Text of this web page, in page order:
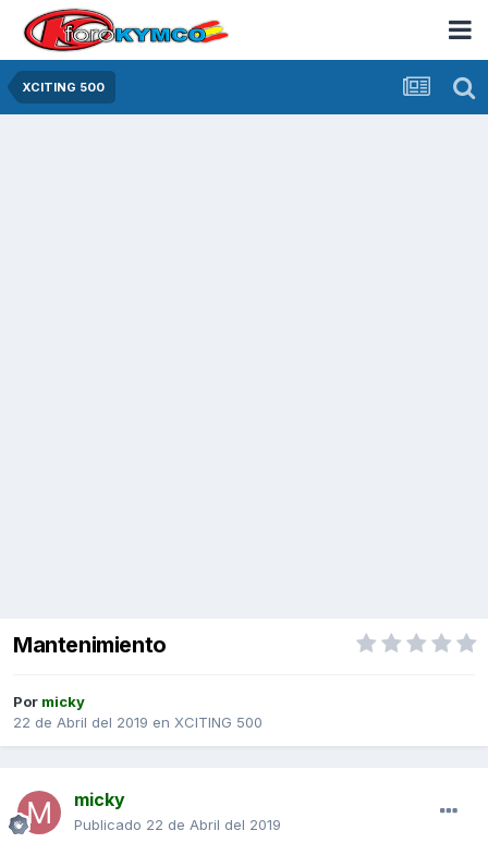
XCITING 500
Mantenimiento
Por micky
22 de Abril del 2019 en XCITING 500
micky
Publicado 22 de Abril del 2019